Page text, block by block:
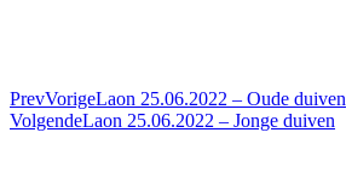
PrevVorigeLaon 25.06.2022 – Oude duiven
VolgendeLaon 25.06.2022 – Jonge duiven